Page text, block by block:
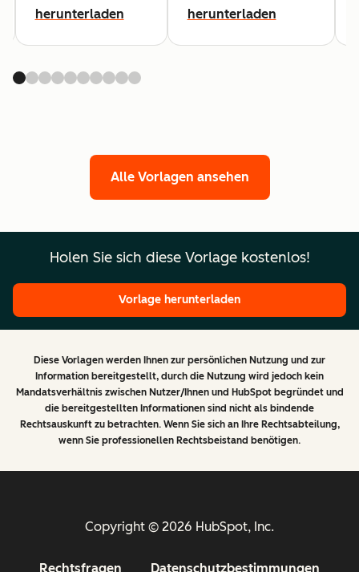
herunterladen
herunterladen
Alle Vorlagen ansehen
Holen Sie sich diese Vorlage kostenlos!
Vorlage herunterladen
Diese Vorlagen werden Ihnen zur persönlichen Nutzung und zur
Information bereitgestellt, durch die Nutzung wird jedoch kein
Mandatsverhältnis zwischen Nutzer/Ihnen und HubSpot begründet und
die bereitgestellten Informationen sind nicht als bindende
Rechtsauskunft zu betrachten. Wenn Sie sich an Ihre Rechtsabteilung,
wenn Sie professionellen Rechtsbeistand benötigen.
Copyright © 2026 HubSpot, Inc.
Rechtsfragen Datenschutzbestimmungen